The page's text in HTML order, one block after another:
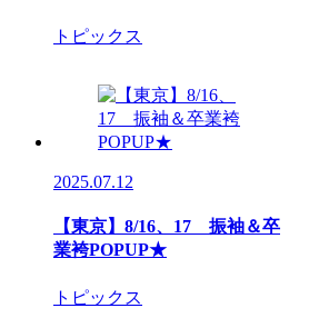
トピックス
2025.07.12
【東京】8/16、17 振袖＆卒
業袴POPUP★
トピックス